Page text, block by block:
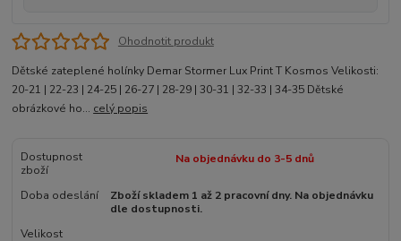
Ohodnotit produkt
Dětské zateplené holínky Demar Stormer Lux Print T Kosmos Velikosti:
20-21 | 22-23 | 24-25 | 26-27 | 28-29 | 30-31 | 32-33 | 34-35 Dětské
obrázkové ho... celý popis
Dostupnost
zboží
Na objednávku do 3-5 dnů
Doba odeslání
Zboží skladem 1 až 2 pracovní dny. Na objednávku
dle dostupnosti.
Velikost